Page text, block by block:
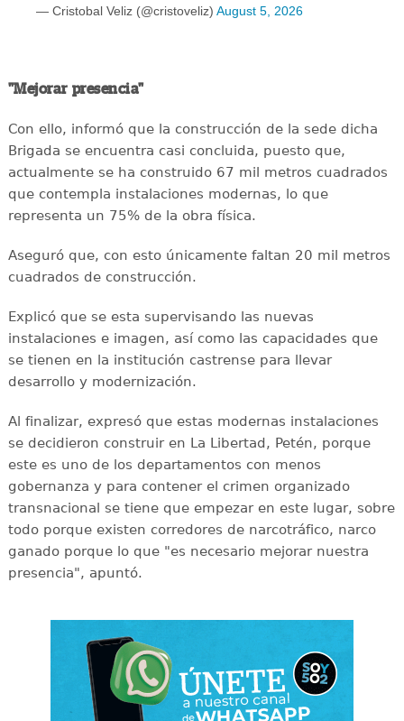
— Cristobal Veliz (@cristoveliz) August 5, 2026
"Mejorar presencia"
Con ello, informó que la construcción de la sede dicha
Brigada se encuentra casi concluida, puesto que,
actualmente se ha construido 67 mil metros cuadrados
que contempla instalaciones modernas, lo que
representa un 75% de la obra física.
Aseguró que, con esto únicamente faltan 20 mil metros
cuadrados de construcción.
Explicó que se esta supervisando las nuevas
instalaciones e imagen, así como las capacidades que
se tienen en la institución castrense para llevar
desarrollo y modernización.
Al finalizar, expresó que estas modernas instalaciones
se decidieron construir en La Libertad, Petén, porque
este es uno de los departamentos con menos
gobernanza y para contener el crimen organizado
transnacional se tiene que empezar en este lugar, sobre
todo porque existen corredores de narcotráfico, narco
ganado porque lo que "es necesario mejorar nuestra
presencia", apuntó.